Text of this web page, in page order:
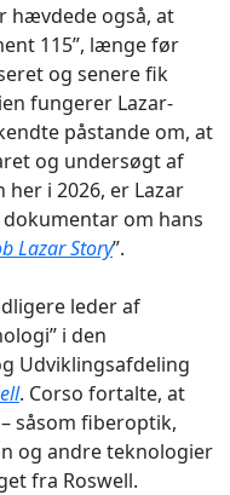
hævdede også, at
115”, længe før
og senere fik
fungerer Lazar-
påstande om, at
og undersøgt af
i 2026, er Lazar
om hans
Lazar Story”.
leder af
i den
Udviklingsafdeling
. Corso fortalte, at
såsom fiberoptik,
og andre teknologier
fra Roswell.